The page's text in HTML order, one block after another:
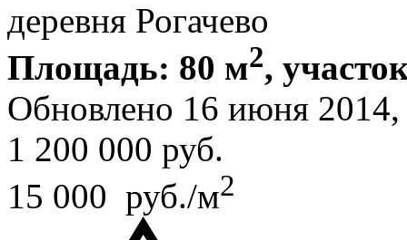
деревня Рогачево
Площадь: 80 м2,
Обновлено 16 июня
1 200 000 руб.
15 000 руб./м2